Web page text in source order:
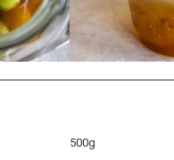
500g